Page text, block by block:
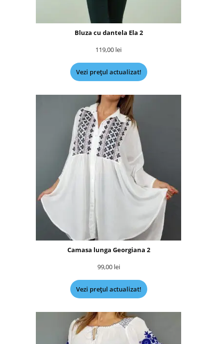
Bluza cu dantela Ela 2
119,00 lei
Vezi prețul actualizat!
Camasa lunga Georgiana 2
99,00 lei
Vezi prețul actualizat!